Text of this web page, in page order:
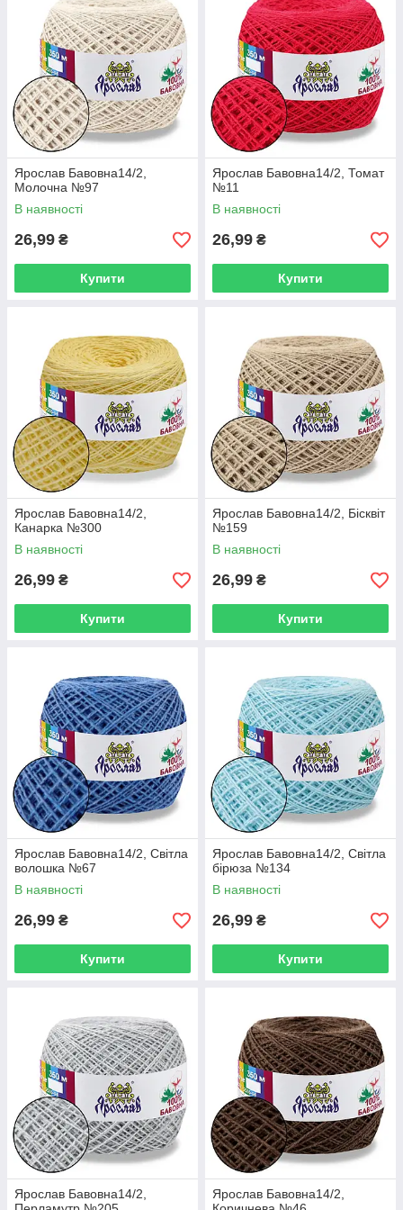
Ярослав Бавовна14/2,
Молочна №97
В наявності
26,99 ₴
Купити
Ярослав Бавовна14/2, Томат
№11
В наявності
26,99 ₴
Купити
Ярослав Бавовна14/2,
Канарка №300
В наявності
26,99 ₴
Купити
Ярослав Бавовна14/2, Бісквіт
№159
В наявності
26,99 ₴
Купити
Ярослав Бавовна14/2, Світла
волошка №67
В наявності
26,99 ₴
Купити
Ярослав Бавовна14/2, Світла
бірюза №134
В наявності
26,99 ₴
Купити
Ярослав Бавовна14/2,
Ярослав Бавовна14/2,